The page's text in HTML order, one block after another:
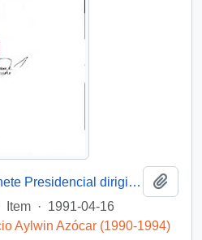
[Oficio del Jefe de Gabinete Presidencial dirigido al Intendente de la III Región de Atacama, Sr. Raúl Barrionuevo]
Item · 1991-04-16
Aylwin Azócar (1990-1994)